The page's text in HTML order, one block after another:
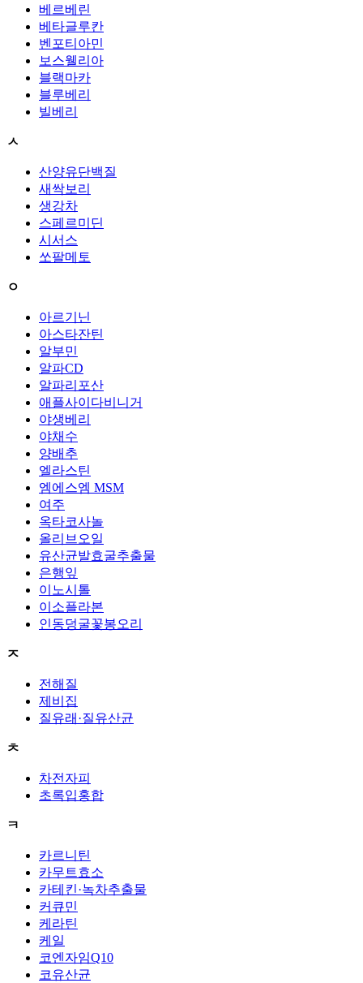
베르베린
베타글루칸
벤포티아민
보스웰리아
블랙마카
블루베리
빌베리
ㅅ
산양유단백질
새싹보리
생강차
스페르미딘
시서스
쏘팔메토
ㅇ
아르기닌
아스타잔틴
알부민
알파CD
알파리포산
애플사이다비니거
야생베리
야채수
양배추
엘라스틴
엠에스엠 MSM
여주
옥타코사놀
올리브오일
유산균발효굴추출물
은행잎
이노시톨
이소플라본
인동덩굴꽃봉오리
ㅈ
전해질
제비집
질유래·질유산균
ㅊ
차전자피
초록입홍합
ㅋ
카르니틴
카무트효소
카테킨·녹차추출물
커큐민
케라틴
케일
코엔자임Q10
코유산균